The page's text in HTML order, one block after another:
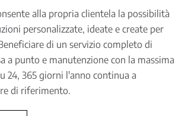
alla propria clientela la possibilità
personalizzate, ideate e create per
di un servizio completo di
a punto e manutenzione con la massima
24, 365 giorni l'anno continua a
di riferimento.